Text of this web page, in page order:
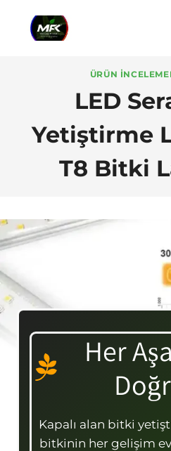
ÜRÜN
LED
Yetiştirme
T8 Bitki
Her
Kapalı alan bitki
bitkinin her gelişim